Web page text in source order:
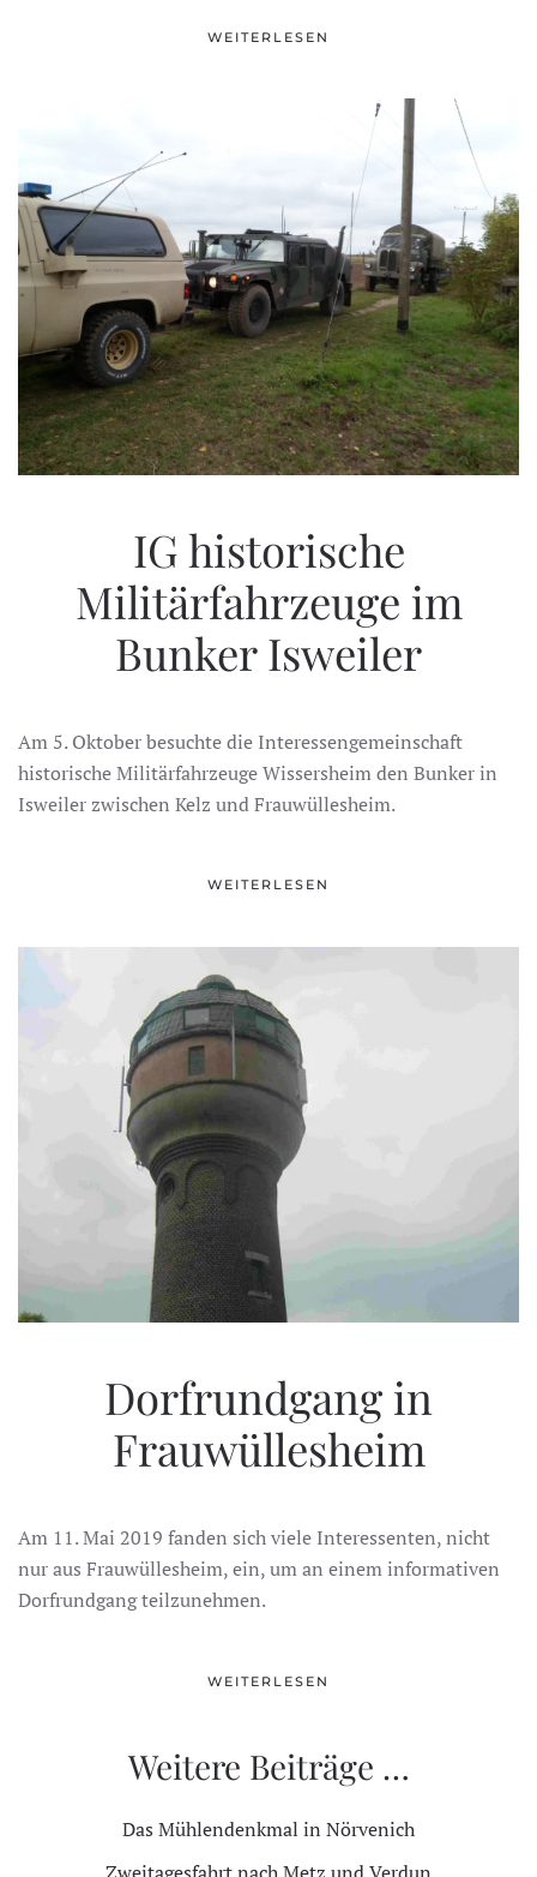
WEITERLESEN
IG historische
Militärfahrzeuge im
Bunker Isweiler
Am 5. Oktober besuchte die Interessengemeinschaft
historische Militärfahrzeuge Wissersheim den Bunker in
Isweiler zwischen Kelz und Frauwüllesheim.
WEITERLESEN
Dorfrundgang in
Frauwüllesheim
Am 11. Mai 2019 fanden sich viele Interessenten, nicht
nur aus Frauwüllesheim, ein, um an einem informativen
Dorfrundgang teilzunehmen.
WEITERLESEN
Weitere Beiträge …
Das Mühlendenkmal in Nörvenich